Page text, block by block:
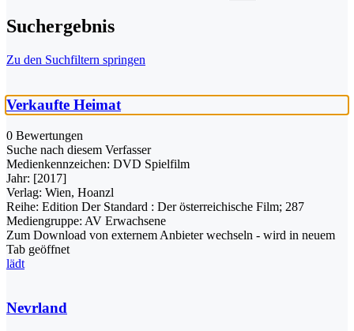
Suchergebnis
Zu den Suchfiltern springen
Verkaufte Heimat
0 Bewertungen
Suche nach diesem Verfasser
Medienkennzeichen: DVD Spielfilm
Jahr: [2017]
Verlag: Wien, Hoanzl
Reihe: Edition Der Standard : Der österreichische Film; 287
Mediengruppe: AV Erwachsene
Zum Download von externem Anbieter wechseln - wird in neuem
Tab geöffnet
lädt
Nevrland